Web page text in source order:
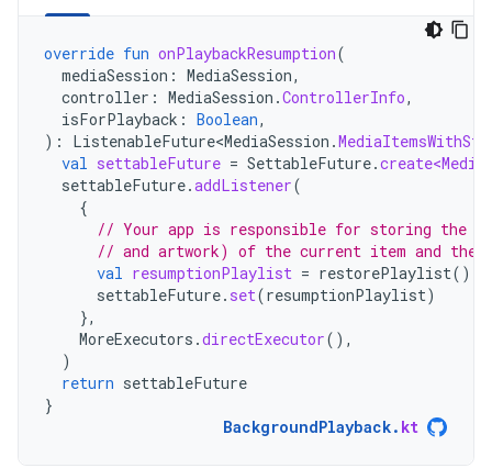
override fun onPlaybackResumption(
mediaSession : MediaSession,
controller : MediaSession .ControllerInfo,
isForPlayback : Boolean,
):
ListenableFuture<MediaSession .
val settableFuture = SettableFuture.
settableFuture.addListener(
{
// Your app is responsible for storing the
// and artwork) of the current item and the
val resumptionPlaylist = restorePlaylist()
settableFuture. set(resumptionPlaylist)
},
MoreExecutors .directExecutor(),
)
return settableFuture
}
BackgroundPlayback. kt